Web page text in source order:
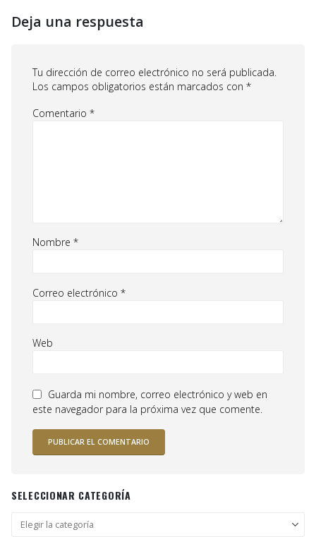
Deja una respuesta
Tu dirección de correo electrónico no será publicada.
Los campos obligatorios están marcados con *
Comentario *
Nombre *
Correo electrónico *
Web
Guarda mi nombre, correo electrónico y web en
este navegador para la próxima vez que comente.
SELECCIONAR CATEGORÍA
Seleccionar
categoría